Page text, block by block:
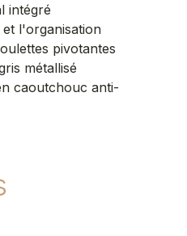
intégré
et l'organisation
pivotantes
métallisé
caoutchouc anti-